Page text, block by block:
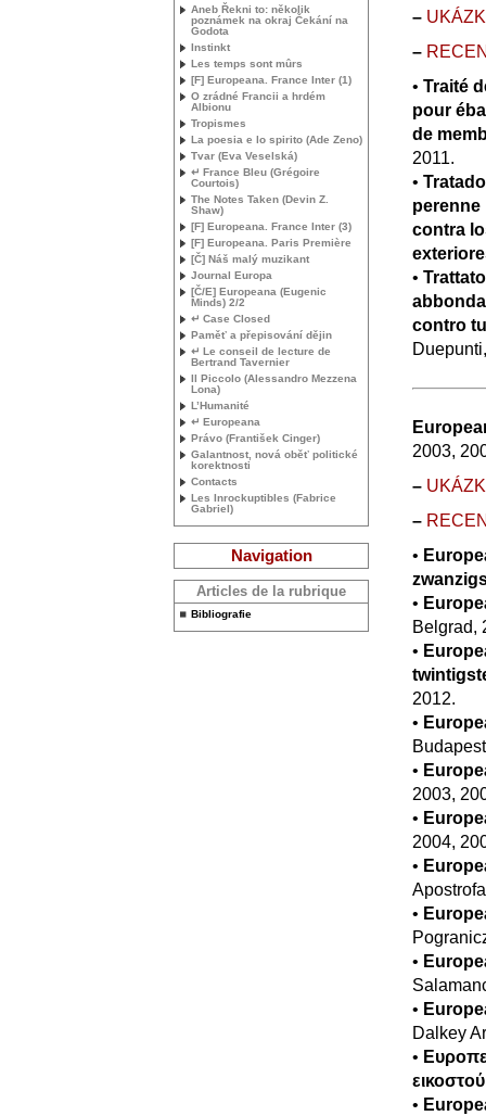
– UKÁ
–
• Traité
pour
de
2011.
•
perenne
contra
•
contro
2003,
– UKÁ
–
•
•
Belgrad,
•
2012.
•
•
2003,
•
2004,
•
•
•
•
Dalkey
•
•
Aneb Řekni to: několik
poznámek na okraj Čekání na
Godota
Instinkt
Les temps sont mûrs
[F] Europeana. France Inter (1)
O zrádné Francii a hrdém
Albionu
Tropismes
La poesia e lo spirito (Ade Zeno)
Tvar (Eva Veselská)
↵ France Bleu (Grégoire
Courtois)
The Notes Taken (Devin Z.
Shaw)
[F] Europeana. France Inter (3)
[F] Europeana. Paris Première
[Č] Náš malý muzikant
Journal Europa
[Č/E] Europeana (Eugenic
Minds) 2/2
↵ Case Closed
Paměť a přepisování dějin
↵ Le conseil de lecture de
Bertrand Tavernier
Il Piccolo (Alessandro Mezzena
Lona)
L’Humanité
↵ Europeana
Právo (František Cinger)
Galantnost, nová oběť politické
korektnosti
Contacts
Les Inrockuptibles (Fabrice
Gabriel)
Navigation
Articles de la rubrique
Bibliografie